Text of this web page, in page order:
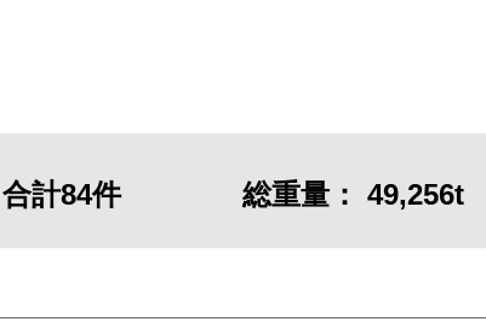
計84件 総重量： 49,256t